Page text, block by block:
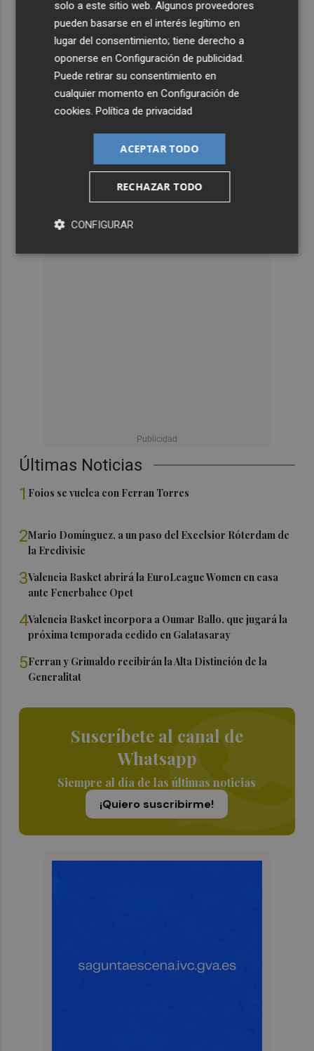
Últimas Noticias
1 Foios se vuelca con Ferran Torres
2Mario Domínguez, a un paso del Excelsior Róterdam de
la Eredivisie
3Valencia Basket abrirá la EuroLeague Women en casa
ante Fenerbahce Opet
4Valencia Basket incorpora a Oumar Ballo, que jugará la
próxima temporada cedido en Galatasaray
5Ferran y Grimaldo recibirán la Alta Distinción de la
Generalitat
Suscríbete al canal de
Whatsapp
Siempre al día de las últimas noticias
¡Quiero suscribirme!
solo a este sitio web. Algunos proveedores
pueden basarse en el interés legítimo en
lugar del consentimiento; tiene derecho a
oponerse enConfiguración de publicidad
Puede retirar su consentimiento en
cualquier momento enConfiguración de
cookies .Política de privacidad
ACEPTAR TODO
RECHAZAR TODO
CONFIGURAR